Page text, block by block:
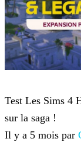
Test Les Sims 4
sur la saga !
Il y a 5 mois par